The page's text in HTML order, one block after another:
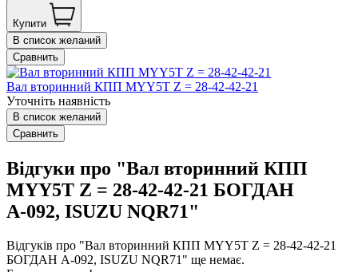
Купити
В список желаний
Сравнить
Вал вторинний КПП MYY5T Z = 28-42-42-21
Уточніть наявність
В список желаний
Сравнить
Відгуки про "Вал вторинний КПП
MYY5T Z = 28-42-42-21 БОГДАН
А-092, ISUZU NQR71"
Відгуків про "Вал вторинний КПП MYY5T Z = 28-42-42-21
БОГДАН А-092, ISUZU NQR71" ще немає.